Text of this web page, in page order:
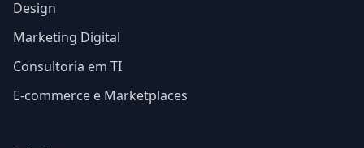
Design
Marketing Digital
Consultoria em TI
E-commerce e Marketplaces